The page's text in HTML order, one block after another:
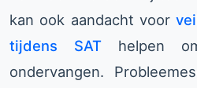
kan ook aandacht voor
tijdens SAThelpen
ondervangen.